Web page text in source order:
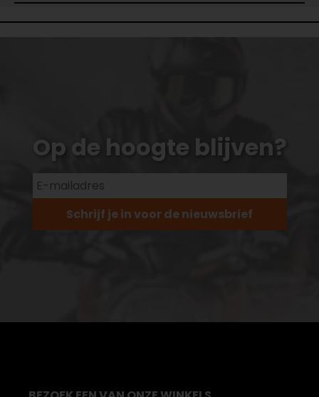
Op de hoogte blijven?
Schrijf je in voor de nieuwsbrief